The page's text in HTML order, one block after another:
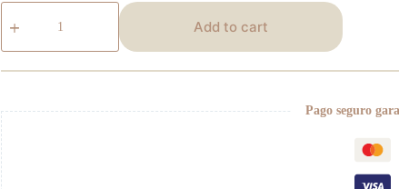
Tauro
quantity
Add to cart
Pago seguro